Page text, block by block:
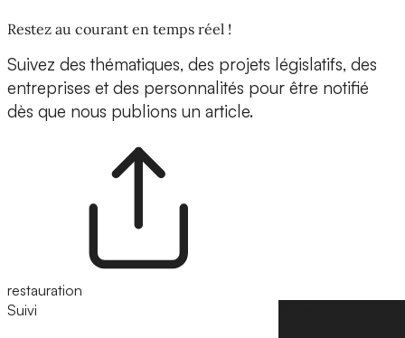
Restez au courant en temps réel !
Suivez des thématiques, des projets législatifs, des
entreprises et des personnalités pour être notifié
dès que nous publions un article.
restauration
Suivi